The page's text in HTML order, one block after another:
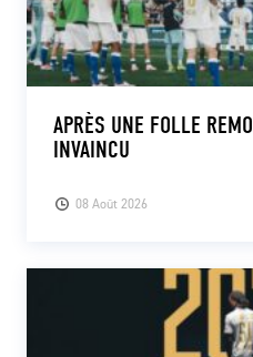
08 Août 2026
APRÈS UNE FOLLE
INVAINCU